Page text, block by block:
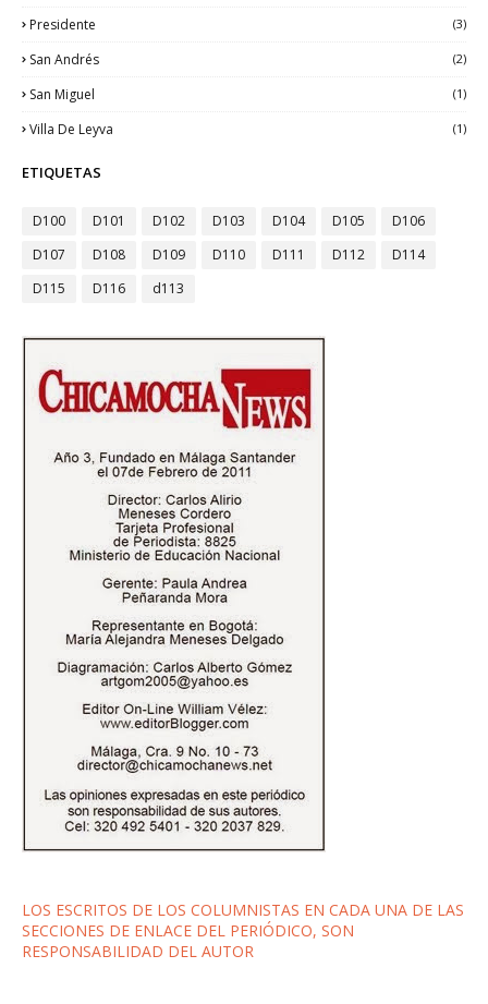
Presidente (3)
San Andrés (2)
San Miguel (1)
Villa De Leyva (1)
ETIQUETAS
D100 D101 D102 D103 D104 D105
D106
D107
D108 D109 D110 D111 D112
D114
D115
D116 d113
LOS ESCRITOS DE LOS COLUMNISTAS EN CADA UNA DE LAS
SECCIONES DE ENLACE DEL PERIÓDICO, SON
RESPONSABILIDAD DEL AUTOR